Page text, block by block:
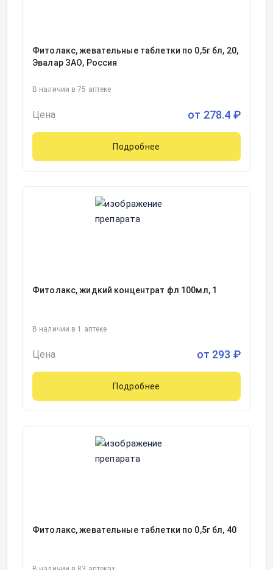
Фитолакс, жевательные таблетки по 0,5г бл, 20,
Эвалар ЗАО, Россия
В наличии в 75 аптеке
Цена от 278.4 ₽
Подробнее
Фитолакс, жидкий концентрат фл 100мл, 1
В наличии в 1 аптеке
Цена от 293 ₽
Подробнее
Фитолакс, жевательные таблетки по 0,5г бл, 40